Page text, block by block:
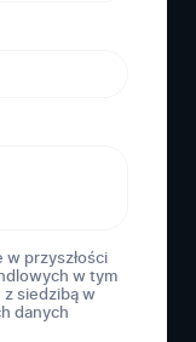
w przyszłości
w tym
z siedzibą w
danych